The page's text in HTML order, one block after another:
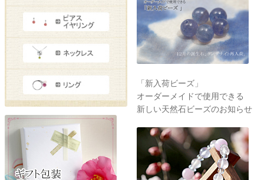
「新入荷ビーズ」
オーダーメイドで使用できる
新しい天然石ビーズのお知らせ